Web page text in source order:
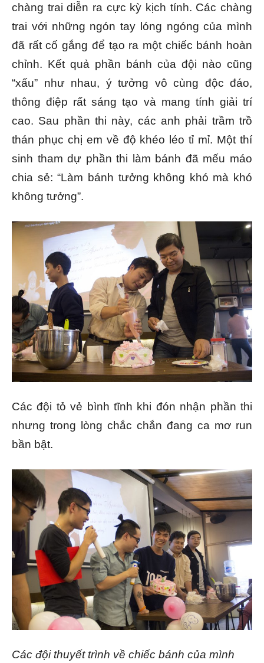
chàng trai diễn ra cực kỳ kịch tính. Các chàng
trai với những ngón tay lóng ngóng của mình
đã rất cố gắng để tạo ra một chiếc bánh hoàn
chỉnh. Kết quả phần bánh của đội nào cũng
“xấu” như nhau, ý tưởng vô cùng độc đáo,
thông điệp rất sáng tạo và mang tính giải trí
cao. Sau phần thi này, các anh phải trầm trồ
thán phục chị em về độ khéo léo tỉ mỉ. Một thí
sinh tham dự phần thi làm bánh đã mếu máo
chia sẻ: “Làm bánh tưởng không khó mà khó
không tưởng”.
Các đội tỏ vẻ bình tĩnh khi đón nhận phần thi
nhưng trong lòng chắc chắn đang ca mơ run
bần bật.
Các đội thuyết trình về chiếc bánh của mình